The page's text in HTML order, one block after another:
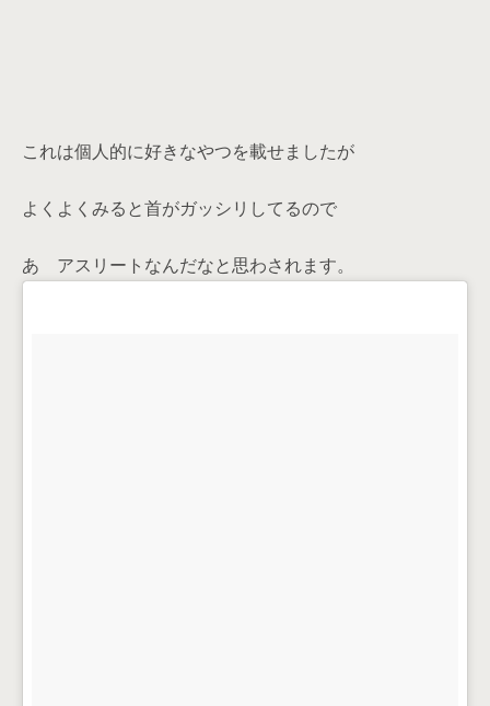
これは個人的に好きなやつを載せましたが
よくよくみると首がガッシリしてるので
あゝアスリートなんだなと思わされます。